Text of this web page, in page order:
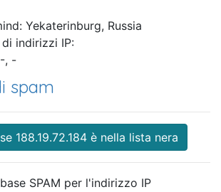
Yekaterinburg, Russia
indirizzi IP:
, -
spam
188.19.72.184 è nella lista nera
SPAM per l'indirizzo IP